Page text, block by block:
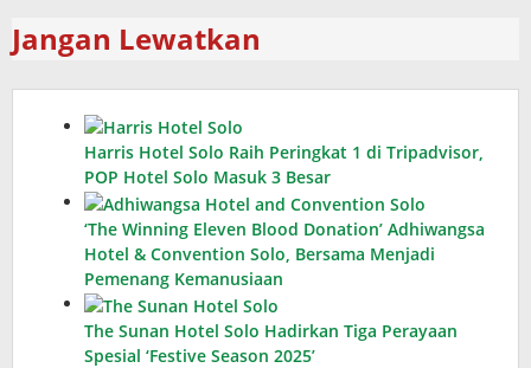
Jangan Lewatkan
Harris Hotel Solo Raih Peringkat 1 di Tripadvisor,
POP Hotel Solo Masuk 3 Besar
‘The Winning Eleven Blood Donation’ Adhiwangsa
Hotel & Convention Solo, Bersama Menjadi
Pemenang Kemanusiaan
The Sunan Hotel Solo Hadirkan Tiga Perayaan
Spesial ‘Festive Season 2025’